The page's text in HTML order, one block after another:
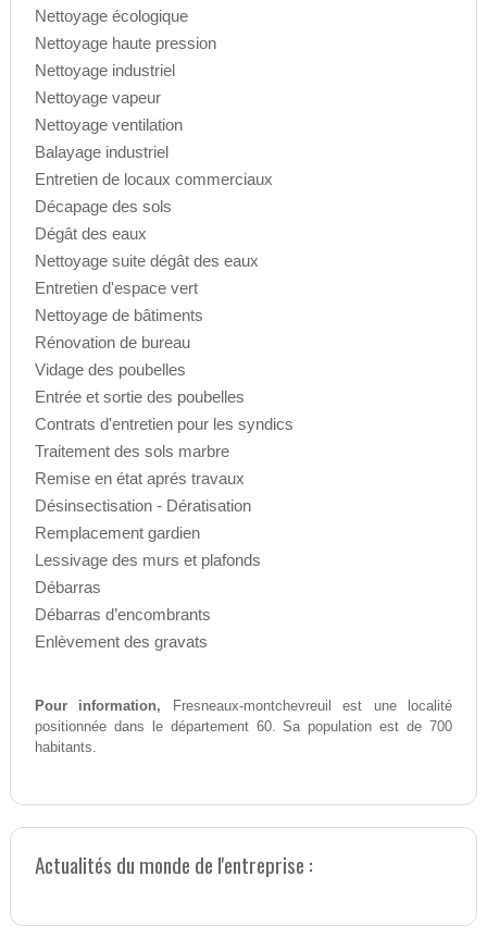
Nettoyage écologique
Nettoyage haute pression
Nettoyage industriel
Nettoyage vapeur
Nettoyage ventilation
Balayage industriel
Entretien de locaux commerciaux
Décapage des sols
Dégât des eaux
Nettoyage suite dégât des eaux
Entretien d'espace vert
Nettoyage de bâtiments
Rénovation de bureau
Vidage des poubelles
Entrée et sortie des poubelles
Contrats d'entretien pour les syndics
Traitement des sols marbre
Remise en état aprés travaux
Désinsectisation - Dératisation
Remplacement gardien
Lessivage des murs et plafonds
Débarras
Débarras d’encombrants
Enlèvement des gravats
Pour information, Fresneaux-montchevreuil est une localité
positionnée dans le département 60. Sa population est de 700
habitants.
Actualités du monde de l'entreprise :